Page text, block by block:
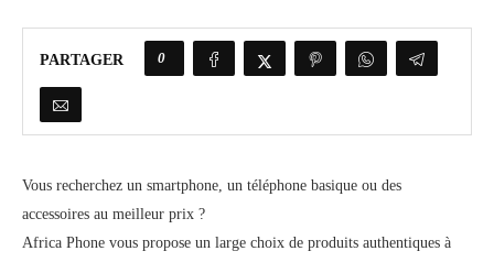
PARTAGER 0
Vous recherchez un smartphone, un téléphone basique ou des
accessoires au meilleur prix ?
Africa Phone vous propose un large choix de produits authentiques à